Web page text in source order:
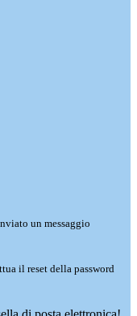
un messaggio
il reset della password